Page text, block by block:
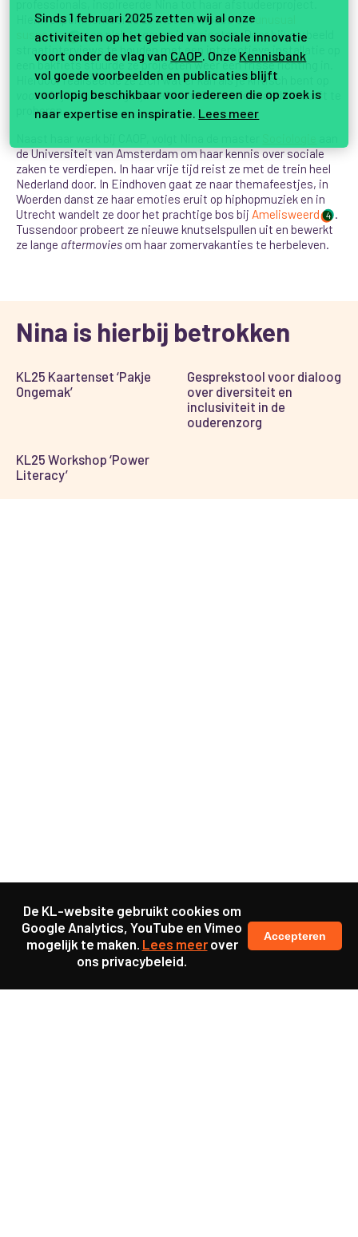
Hierin experimenteerde ze met methodes om
suspects 3 een plek te geven in projecten. Door bijvoorbeeld
straatinterviews te houden met een interactieve installatie op
een bakfiets stuurde ze projecten weer een frisse richting in.
Hierdoor realiseerde ze zich wat er kan als je kritisch bent op
voor wiejewelkemogelijkheden creëert en iets anders durft te
proberen.
de Universiteit van Amsterdam om haar kennis over sociale
zaken te verdiepen. In haar vrije tijd reist ze met de trein heel
Nederland door. In Eindhoven gaat ze naar themafeestjes, in
Woerden danst ze haar emoties eruit op hiphopmuziek en in
Utrecht wandelt ze door het prachtige bos bij Amelisweerd 4 .
Tussendoor probeert ze nieuwe knutselspullen uit en bewerkt
ze lange aftermovies om haar zomervakanties te herbeleven.
Nina is hierbij betrokken
KL25 Kaartenset ‘Pakje
Ongemak’
Gesprekstool voor dialoog
over diversiteit en
inclusiviteit in de
ouderenzorg
KL25 Workshop ‘Power
Literacy’
Sinds 1 februari 2025 zetten wij al onze
activiteiten op het gebied van sociale innovatie
voort onder de vlag van CAOP. Onze Kennisbank
vol goede voorbeelden en publicaties blijft
voorlopig beschikbaar voor iedereen die op zoek is
naar expertise en inspiratie. Lees meer
De KL-website gebruikt cookies om
Google Analytics, YouTube en Vimeo
mogelijk te maken. Lees meerover
ons privacybeleid.
Accepteren